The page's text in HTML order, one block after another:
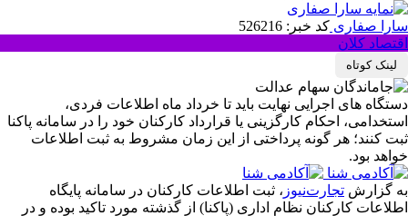
سارا صفاری کد خبر: 526216
اقتصاد کلان
لینک کوتاه
دستگاه های اجرایی نهایت باید تا خرداد ماه اطلاعات فردی،
استخدامی، احکام کارگزینی یا قرارداد کارکنان خود را در سامانه پاکنا
ثبت کنند؛ هر گونه پرداختی از این زمان مشروط به ثبت اطلاعات
خواهد بود.
به گزارش تجارت‌نیوز ، ثبت اطلاعات کارکنان در سامانه پایگاه
اطلاعات کارکنان نظام اداری (پاکنا) از گذشته مورد تاکید بوده و در